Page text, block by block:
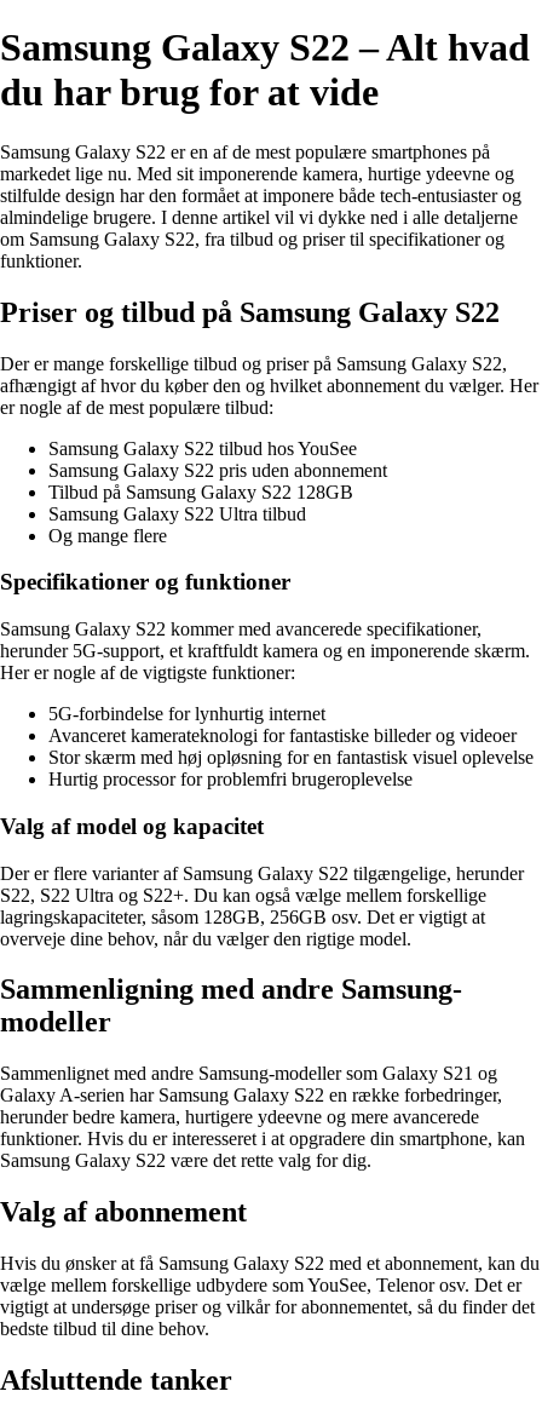
Samsung Galaxy S22 – Alt hvad
du har brug for at vide
Samsung Galaxy S22 er en af de mest populære smartphones på
markedet lige nu. Med sit imponerende kamera, hurtige ydeevne og
stilfulde design har den formået at imponere både tech-entusiaster og
almindelige brugere. I denne artikel vil vi dykke ned i alle detaljerne
om Samsung Galaxy S22, fra tilbud og priser til specifikationer og
funktioner.
Priser og tilbud på Samsung Galaxy S22
Der er mange forskellige tilbud og priser på Samsung Galaxy S22,
afhængigt af hvor du køber den og hvilket abonnement du vælger. Her
er nogle af de mest populære tilbud:
Samsung Galaxy S22 tilbud hos YouSee
Samsung Galaxy S22 pris uden abonnement
Tilbud på Samsung Galaxy S22 128GB
Samsung Galaxy S22 Ultra tilbud
Og mange flere
Specifikationer og funktioner
Samsung Galaxy S22 kommer med avancerede specifikationer,
herunder 5G-support, et kraftfuldt kamera og en imponerende skærm.
Her er nogle af de vigtigste funktioner:
5G-forbindelse for lynhurtig internet
Avanceret kamerateknologi for fantastiske billeder og videoer
Stor skærm med høj opløsning for en fantastisk visuel oplevelse
Hurtig processor for problemfri brugeroplevelse
Valg af model og kapacitet
Der er flere varianter af Samsung Galaxy S22 tilgængelige, herunder
S22, S22 Ultra og S22+. Du kan også vælge mellem forskellige
lagringskapaciteter, såsom 128GB, 256GB osv. Det er vigtigt at
overveje dine behov, når du vælger den rigtige model.
Sammenligning med andre Samsung-
modeller
Sammenlignet med andre Samsung-modeller som Galaxy S21 og
Galaxy A-serien har Samsung Galaxy S22 en række forbedringer,
herunder bedre kamera, hurtigere ydeevne og mere avancerede
funktioner. Hvis du er interesseret i at opgradere din smartphone, kan
Samsung Galaxy S22 være det rette valg for dig.
Valg af abonnement
Hvis du ønsker at få Samsung Galaxy S22 med et abonnement, kan du
vælge mellem forskellige udbydere som YouSee, Telenor osv. Det er
vigtigt at undersøge priser og vilkår for abonnementet, så du finder det
bedste tilbud til dine behov.
Afsluttende tanker